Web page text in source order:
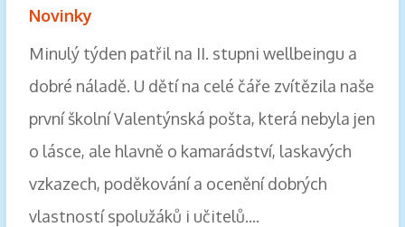
Novinky
Minulý týden patřil na II. stupni wellbeingu a
dobré náladě. U dětí na celé čáře zvítězila naše
první školní Valentýnská pošta, která nebyla jen
o lásce, ale hlavně o kamarádství, laskavých
vzkazech, poděkování a ocenění dobrých
vlastností spolužáků i učitelů....